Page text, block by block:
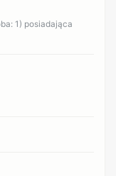
1) posiadająca